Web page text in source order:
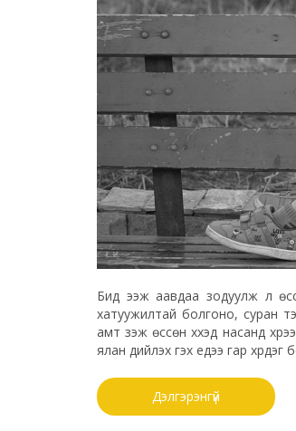
Бид ээж аавдаа зодуулж л
хатуужилтай болгоно, суран
амт үзэж өссөн хүүхэд насанд
ялан дийлэх гэх үедээ гар
Дэлгэрэнгүй